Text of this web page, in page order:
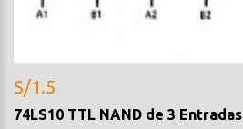
S/1.5
74LS10 TTL NAND de 3 Entradas